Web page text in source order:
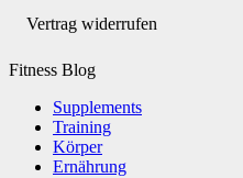
Vertrag widerrufen
Fitness Blog
Supplements
Training
Körper
Ernährung